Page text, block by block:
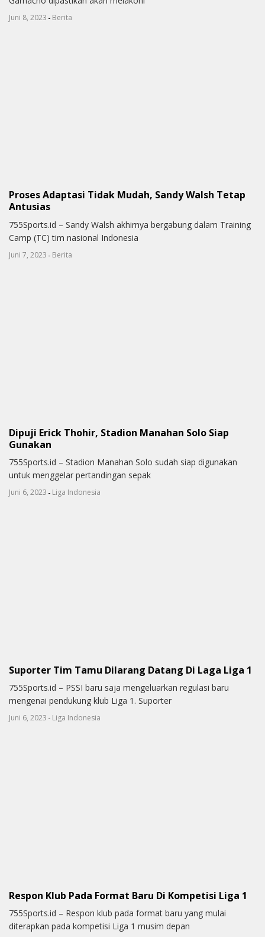
Juni 8, 2023 - Berita
Proses Adaptasi Tidak Mudah, Sandy Walsh Tetap
Antusias
755Sports.id – Sandy Walsh akhirnya bergabung dalam Training
Camp (TC) tim nasional Indonesia
Juni 7, 2023 - Berita
Dipuji Erick Thohir, Stadion Manahan Solo Siap
Gunakan
755Sports.id – Stadion Manahan Solo sudah siap digunakan
untuk menggelar pertandingan sepak
Juni 6, 2023 - Liga Indonesia
Suporter Tim Tamu Dilarang Datang Di Laga Liga 1
755Sports.id – PSSI baru saja mengeluarkan regulasi baru
mengenai pendukung klub Liga 1. Suporter
Juni 6, 2023 - Liga Indonesia
Respon Klub Pada Format Baru Di Kompetisi Liga 1
755Sports.id – Respon klub pada format baru yang mulai
diterapkan pada kompetisi Liga 1 musim depan